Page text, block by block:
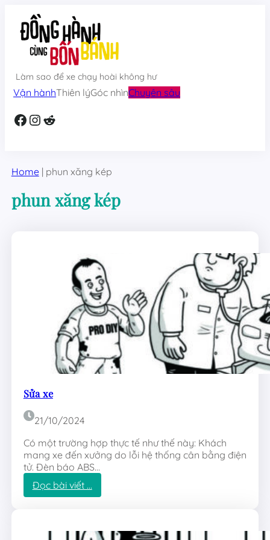
content
Làm sao để xe chạy hoài không hư
Vận hànhThiên lýGóc nhìnChuyên sâu
Facebook InstagramReddit
Home | phun xăng kép
phun xăng kép
Sửa xe
21/10/2024
Có một trường hợp thực tế như thế này: Khách
mang xe đến xưởng do lỗi hệ thống cân bằng điện
tử. Đèn báo ABS…
Đọc bài viết …:
S
x